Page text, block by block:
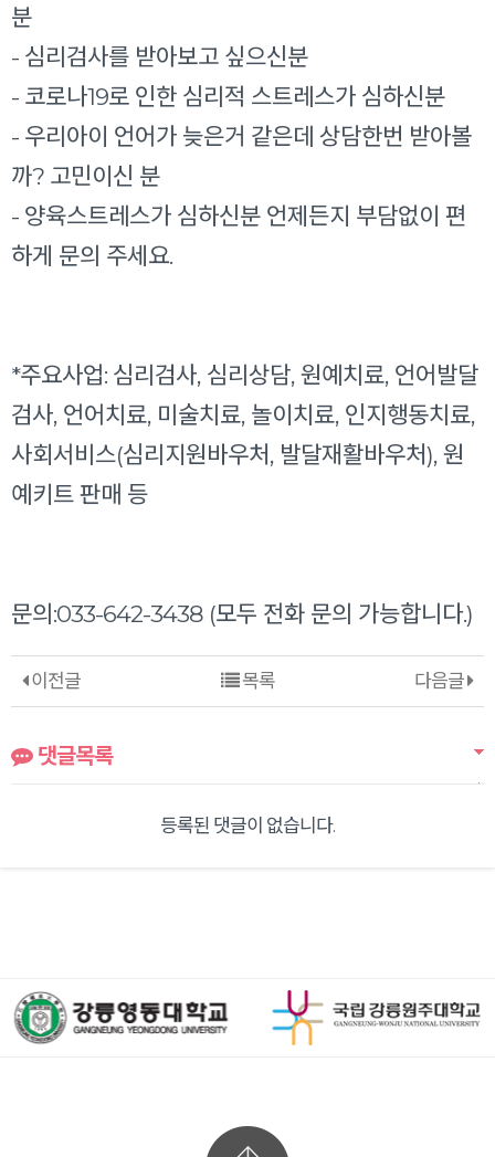
분
- 심리검사를 받아보고 싶으신분
- 코로나19로 인한 심리적 스트레스가 심하신분
- 우리아이 언어가 늦은거 같은데 상담한번 받아볼
까? 고민이신 분
- 양육스트레스가 심하신분 언제든지 부담없이 편
하게 문의 주세요.
*주요사업: 심리검사, 심리상담, 원예치료, 언어발달
검사, 언어치료, 미술치료, 놀이치료, 인지행동치료,
사회서비스(심리지원바우처, 발달재활바우처), 원
예키트 판매 등
문의:033-642-3438 (모두 전화 문의 가능합니다.)
이전글 다음글
목록
댓글목록
등록된 댓글이 없습니다.